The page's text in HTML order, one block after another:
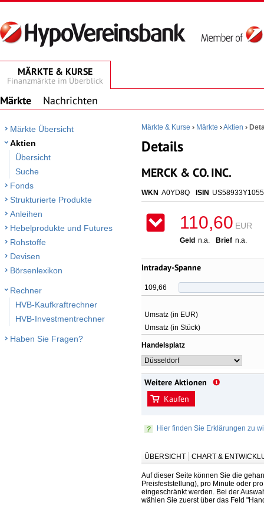
MÄRKTE & KURSE
Finanzmärkte im Überblick
Märkte Nachrichten
Märkte Übersicht
Aktien
Übersicht
Suche
Fonds
Strukturierte Produkte
Anleihen
Hebelprodukte und Futures
Rohstoffe
Devisen
Börsenlexikon
Rechner
HVB-Kaufkraftrechner
HVB-Investmentrechner
Haben Sie Fragen?
Märkte & Kurse › Märkte ›Aktien ›
Details
MERCK & CO. INC.
WKN A0YD8Q ISIN US58933Y1055
110,60 EUR
Geld n.a. Brief n.a.
Intraday-Spanne
109,66
Umsatz (in EUR)
Umsatz (in Stück)
Handelsplatz
Weitere Aktionen
Kaufen
Hier finden Sie Erklärungen zu
ÜBERSICHT CHART &
Auf dieser Seite können Sie die
Preisfeststellung), pro Minute oder
eingeschränkt werden. Bei der
wählen Sie zuerst über das Feld